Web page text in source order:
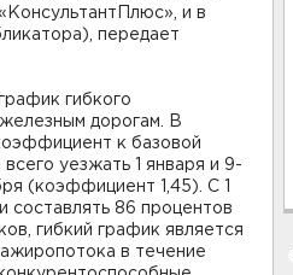
и в
передает
гибкого
дорогам. В
к базовой
уезжать 1 января и 9-
(коэффициент 1,45). С 1
составлять 86 процентов
гибкий график является
в течение